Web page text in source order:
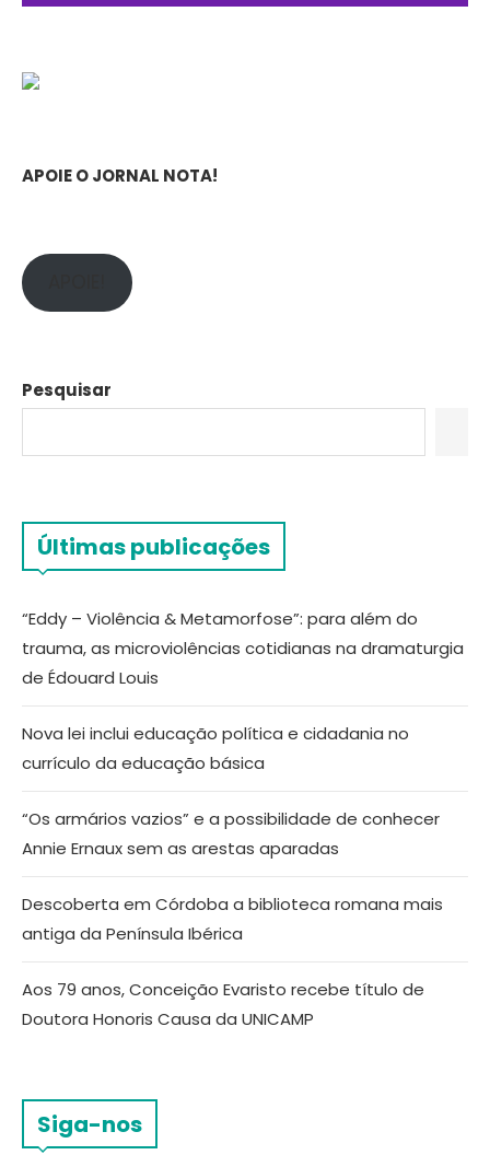
APOIE O JORNAL NOTA!
Pesquisar
Últimas publicações
“Eddy – Violência & Metamorfose”: para além do
trauma, as microviolências cotidianas na dramaturgia
de Édouard Louis
Nova lei inclui educação política e cidadania no
currículo da educação básica
“Os armários vazios” e a possibilidade de conhecer
Annie Ernaux sem as arestas aparadas
Descoberta em Córdoba a biblioteca romana mais
antiga da Península Ibérica
Aos 79 anos, Conceição Evaristo recebe título de
Doutora Honoris Causa da UNICAMP
Siga-nos